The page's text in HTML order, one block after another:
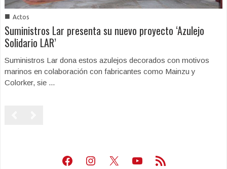
■ Actos
Suministros Lar presenta su nuevo proyecto ‘Azulejo
Solidario LAR’
Suministros Lar dona estos azulejos decorados con motivos
marinos en colaboración con fabricantes como Mainzu y
Colorker, sie ...
Facebook
Instagram
X Youtube
Feed RSS